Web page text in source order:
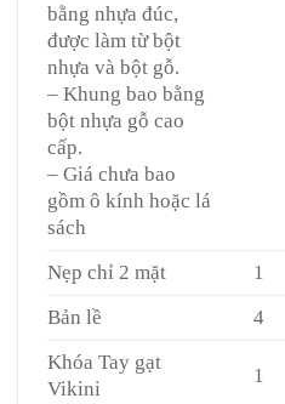
bằng nhựa đúc,
được làm từ bột
nhựa và bột gỗ.
– Khung bao bằng
bột nhựa gỗ cao
cấp.
– Giá chưa bao
gồm ô kính hoặc lá
sách
Nẹp chỉ 2 mặt 1
Bản lề
4
Khóa Tay gạt
Vikini
1